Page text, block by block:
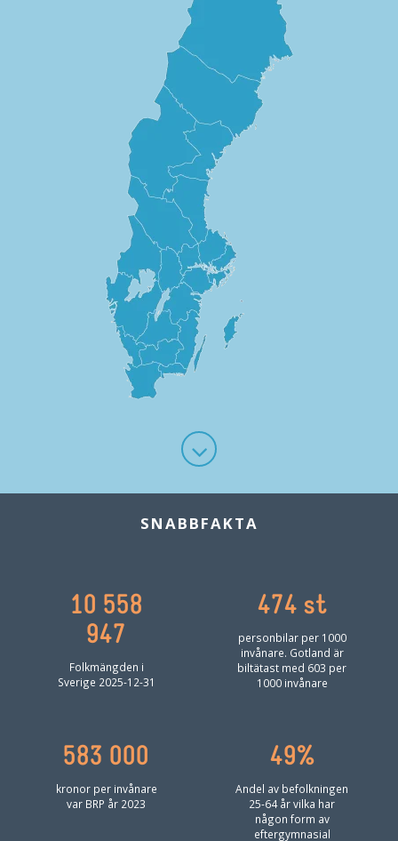
SNABBFAKTA
10 558
947
Folkmängden i
Sverige 2025-12-31
474 st
personbilar per 1000
invånare. Gotland är
biltätast med 603 per
1000 invånare
583 000
kronor per invånare
var BRP år 2023
49%
Andel av befolkningen
25-64 år vilka har
någon form av
eftergymnasial